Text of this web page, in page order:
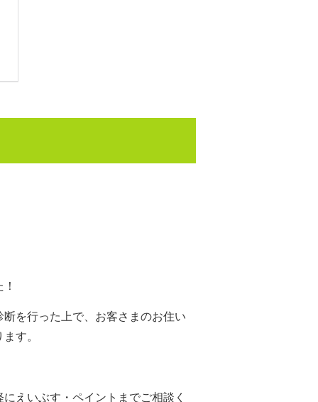
を行った上で、お客さまのお住い
す。
えいぶす・ペイントまでご相談く